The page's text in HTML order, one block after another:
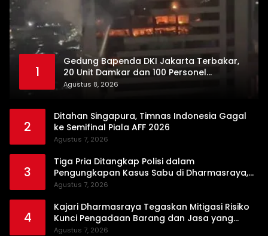
1
Gedung Bapenda DKI Jakarta Terbakar,
20 Unit Damkar dan 100 Personel
Dikerahkan
Agustus 8, 2026
2
Ditahan Singapura, Timnas Indonesia Gagal
ke Semifinal Piala AFF 2026
Agustus 7, 2026
3
Tiga Pria Ditangkap Polisi dalam
Pengungkapan Kasus Sabu di Dharmasraya,
Timbangan Digital hingga Bong Disita
Agustus 7, 2026
4
Kajari Dharmasraya Tegaskan Mitigasi Risiko
Kunci Pengadaan Barang dan Jasa yang
Bersih
Agustus 7, 2026